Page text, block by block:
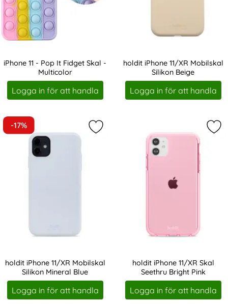
iPhone 11 - Pop It Fidget Skal -
Multicolor
Art. nr 19354
Logga in för att handla
holdit iPhone 11/XR Mobilskal
Silikon Beige
Art. nr 203751
Logga in för att handla
-17%
holdit iPhone 11/XR Mobilskal
Silikon Mineral Blue
Art. nr 203818
Logga in för att handla
Markera holdit iPhone 11/XR
holdit iPhone 11/XR Skal
Seethru Bright Pink
Art. nr 204443
Logga in för att handla